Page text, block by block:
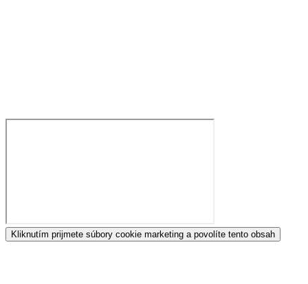
Kliknutím prijmete súbory cookie marketing a povolíte tento obsah